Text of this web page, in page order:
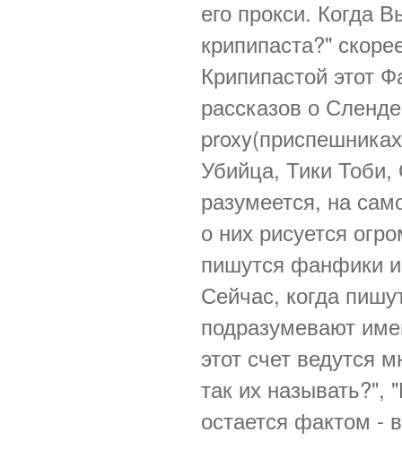
его прокси. Когда
крипипаста?"
Крипипастой этот
рассказов о
Убийца, Тики Тоби,
разумеется, на
о них рисуется
пишутся фанфики
Сейчас, когда
подразумевают
этот счет ведутся
так их называть?",
остается фактом -